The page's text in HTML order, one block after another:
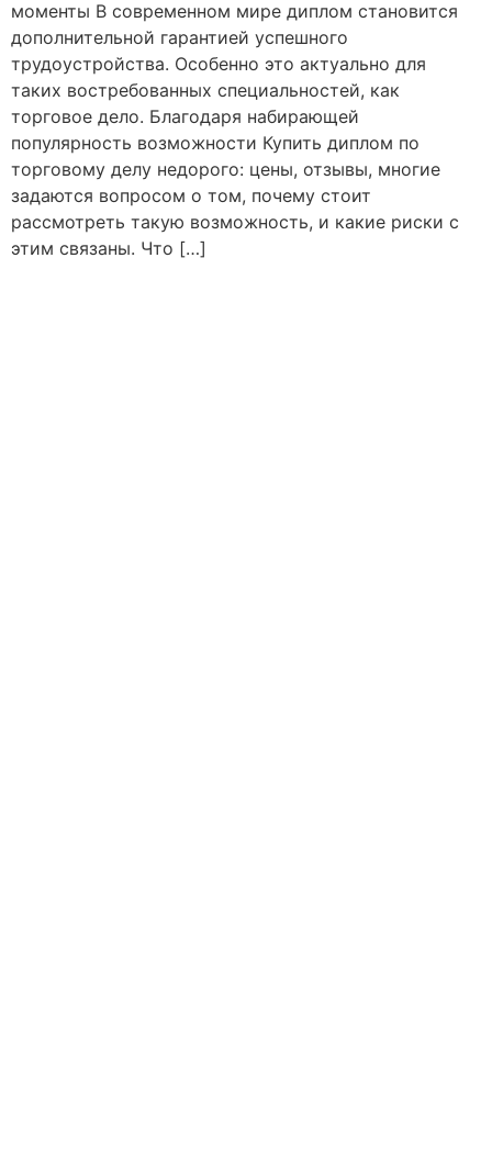
моменты В современном мире диплом становится
дополнительной гарантией успешного
трудоустройства. Особенно это актуально для
таких востребованных специальностей, как
торговое дело. Благодаря набирающей
популярность возможности Купить диплом по
торговому делу недорого: цены, отзывы, многие
задаются вопросом о том, почему стоит
рассмотреть такую возможность, и какие риски с
этим связаны. Что […]